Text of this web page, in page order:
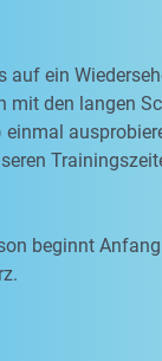
auf ein
mit den langen
beginnt